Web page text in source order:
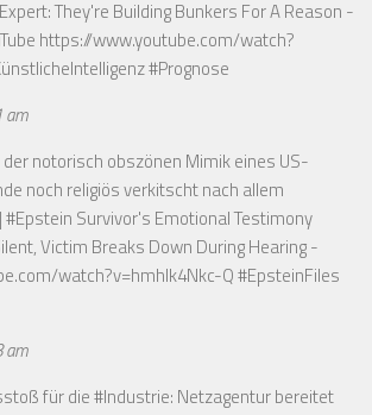
They're Building Bunkers For A Reason -
https://www.youtube.com/watch?
#Prognose
am
notorisch obszönen Mimik eines US-
noch religiös verkitscht nach allem
#Epstein Survivor's Emotional Testimony
Victim Breaks Down During Hearing -
watch?v=hmhlk4Nkc-Q#EpsteinFiles
am
für die #Industrie: Netzagentur bereitet